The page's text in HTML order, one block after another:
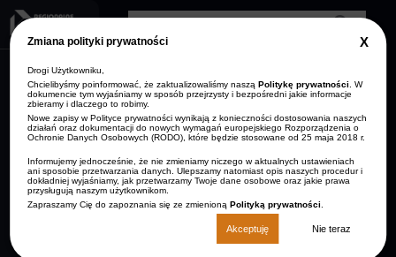
Zmiana polityki prywatności
Drogi Użytkowniku,
Chcielibyśmy poinformować, że zaktualizowaliśmy nasząPolitykę prywatności
. W
dokumencie tym wyjaśniamy w sposób przejrzysty i bezpośredni jakie informacje
zbieramy i dlaczego to robimy.
Nowe zapisy w Polityce prywatności wynikają z konieczności dostosowania naszych
działań oraz dokumentacji do nowych wymagań europejskiego Rozporządzenia o
Ochronie Danych Osobowych (RODO), które będzie stosowane od 25 maja 2018 r.
Informujemy jednocześnie, że nie zmieniamy niczego w aktualnych ustawieniach
ani sposobie przetwarzania danych. Ulepszamy natomiast opis naszych procedur i
dokładniej wyjaśniamy, jak przetwarzamy Twoje dane osobowe oraz jakie prawa
przysługują naszym użytkownikom.
Zapraszamy Cię do zapoznania się ze zmienionąPolityką prywatności
Akceptuję Nie teraz
Close
AKTUALNOŚCI
ARCHIWUM
AKTUALNOŚCI
O NAS
KALENDARZ IMPREZ
FILMY
KONTAKT
czcionki
Zabytkowy
Kościół.